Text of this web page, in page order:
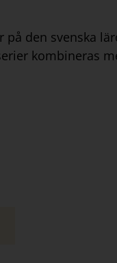
den svenska
kombineras